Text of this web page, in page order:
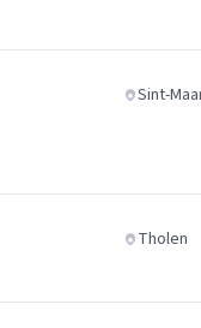
Sint-
Tholen